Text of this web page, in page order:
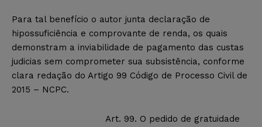
Para tal benefício o autor junta declaração de
hipossuficiência e comprovante de renda, os quais
demonstram a inviabilidade de pagamento das custas
judicias sem comprometer sua subsistência, conforme
clara redação do Artigo 99 Código de Processo Civil de
2015 – NCPC.
Art. 99. O pedido de gratuidade